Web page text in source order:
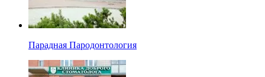
Парадная Пародонтология